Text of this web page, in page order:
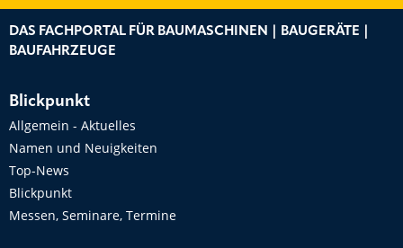
DAS FACHPORTAL FÜR BAUMASCHINEN | BAUGERÄTE |
BAUFAHRZEUGE
Blickpunkt
Allgemein - Aktuelles
Namen und Neuigkeiten
Top-News
Blickpunkt
Messen, Seminare, Termine